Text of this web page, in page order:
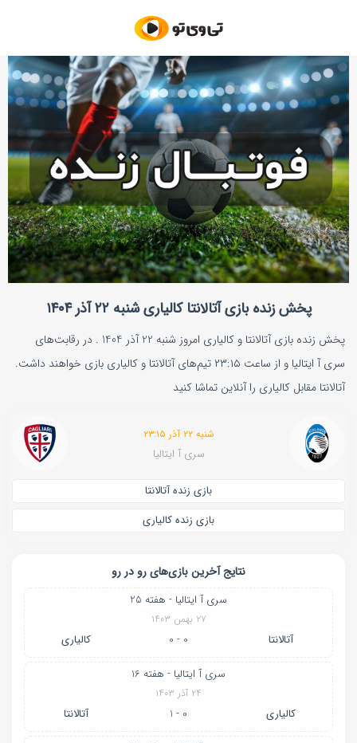
پخش زنده بازی آتالانتا کالیاری شنبه ۲۲ آذر ۱۴۰۴
پخش زنده بازی آتالانتا و کالیاری امروز شنبه 22 آذر 1404 . در رقابت‌های
سری آ ایتالیا و از ساعت ۲۳:۱۵ تیم‌های آتالانتا و کالیاری بازی خواهند داشت.
آتالانتا مقابل کالیاری را آنلاین تماشا کنید
شنبه ۲۲ آذر ۲۳:۱۵
سری آ ایتالیا
بازی زنده آتالانتا
بازی زنده کالیاری
نتایج آخرین بازی‌های رو در رو
سری آ ایتالیا - هفته 25
۲۷ بهمن ۱۴۰۳
آتالانتا 0 - 0 کالیاری
سری آ ایتالیا - هفته 16
۲۴ آذر ۱۴۰۳
کالیاری 0 - 1 آتالانتا